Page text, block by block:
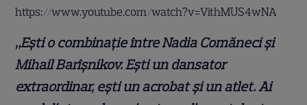
https://www.youtube.com/watch?v=VithMUS4wNA
„Ești o combinație între Nadia Comăneci și
Mihail Barîșnikov. Ești un dansator
extraordinar, ești un acrobat și un atlet. Ai